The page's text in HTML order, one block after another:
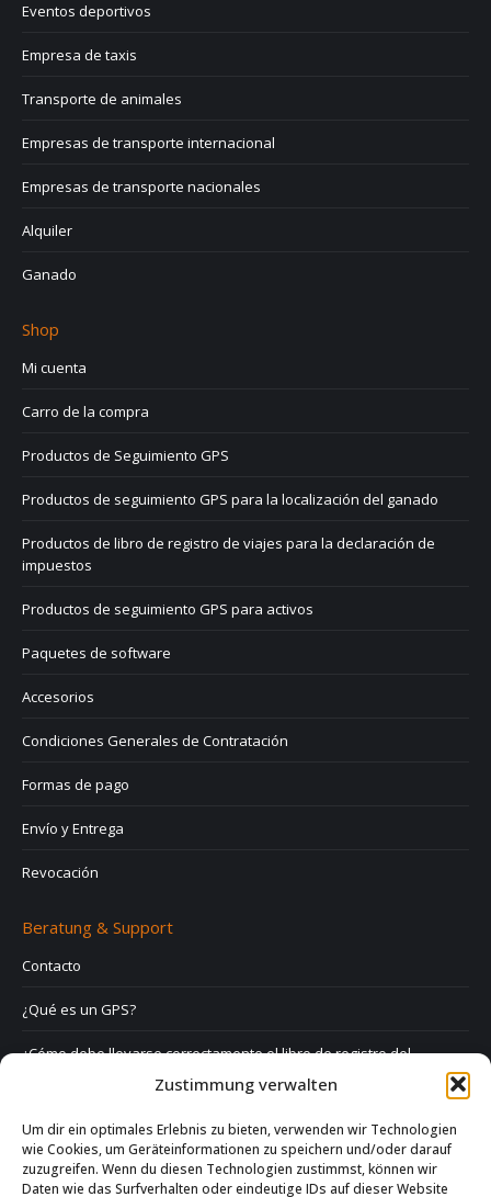
Zustimmung verwalten
Um dir ein optimales Erlebnis zu bieten, verwenden wir Technologien
wie Cookies, um Geräteinformationen zu speichern und/oder darauf
zuzugreifen. Wenn du diesen Technologien zustimmst, können wir
Daten wie das Surfverhalten oder eindeutige IDs auf dieser Website
Eventos deportivos
Empresa de taxis
Transporte de animales
Empresas de transporte internacional
Empresas de transporte nacionales
Alquiler
Ganado
Shop
Mi cuenta
Carro de la compra
Productos de Seguimiento GPS
Productos de seguimiento GPS para la localización del ganado
Productos de libro de registro de viajes para la declaración de
impuestos
Productos de seguimiento GPS para activos
Paquetes de software
Accesorios
Condiciones Generales de Contratación
Formas de pago
Envío y Entrega
Revocación
Beratung & Support
Contacto
¿Qué es un GPS?
¿Cómo debe llevarse correctamente el libro de registro del
Derecho y GPS
Preguntas frecuentes